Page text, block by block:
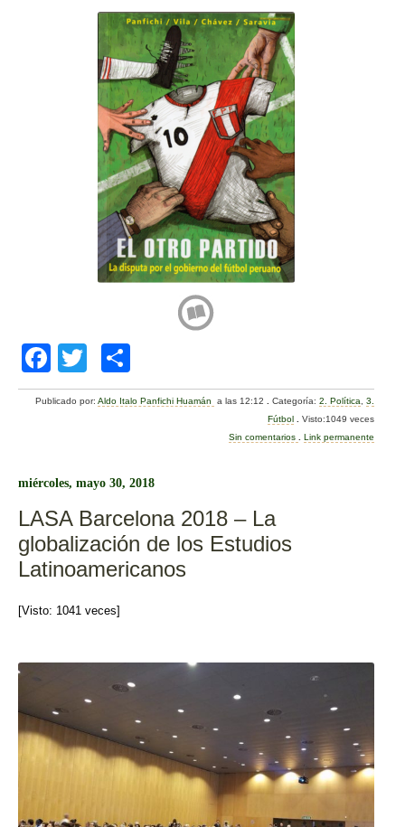
F
a
b
o
o
k
wi
tt
o
m
ar
tir
Publicado por:Aldo Italo Panfichi Huamán a las 12:12 .Categoría:2. Política ,3.
Fútbol
Visto:1049 veces
Sin comentarios
Link permanente
miércoles, mayo 30, 2018
LASA Barcelona 2018 – La
globalización de los Estudios
Latinoamericanos
[Visto: 1041 veces]